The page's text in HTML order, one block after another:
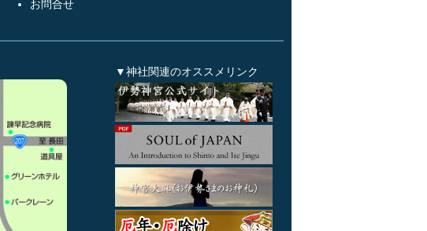
お問合せ
▼神社関連のオススメリンク